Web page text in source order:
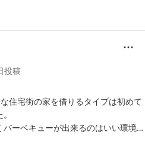
投稿
住宅街の家を借りるタイプは初めて
ーベキューが出来るのはいい環境で